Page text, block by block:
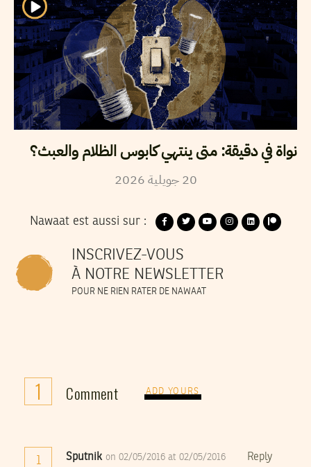
نواة في دقيقة: متى ينتهي كابوس الظلام والعبث؟
20 جويلية2026
Nawaat est aussi sur :
INSCRIVEZ-VOUS
À NOTRE NEWSLETTER
POUR NE RIEN RATER DE NAWAAT
1 Comment ADD YOURS
1 Sputnik on 02/05/2016 at 02/05/2016 Reply